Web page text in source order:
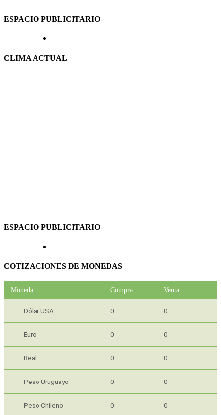
ESPACIO PUBLICITARIO
CLIMA ACTUAL
ESPACIO PUBLICITARIO
COTIZACIONES DE MONEDAS
Moneda Compra Venta
Dólar USA 0 0
Euro 0 0
Real 0 0
Peso Uruguayo 0 0
Peso Chileno 0 0